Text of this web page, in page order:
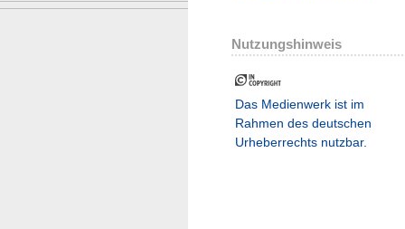
Nutzungshinweis
Das Medienwerk ist im
Rahmen des deutschen
Urheberrechts nutzbar.